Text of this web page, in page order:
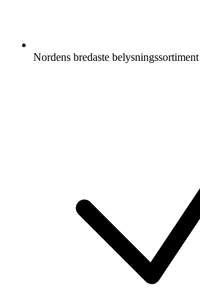
Nordens bredaste belysningssortiment